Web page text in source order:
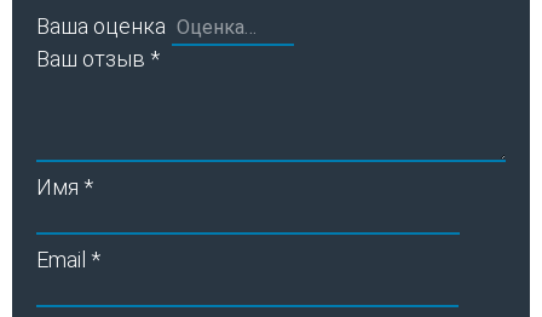
Ваша оценка
Ваш отзыв *
Имя *
Email *